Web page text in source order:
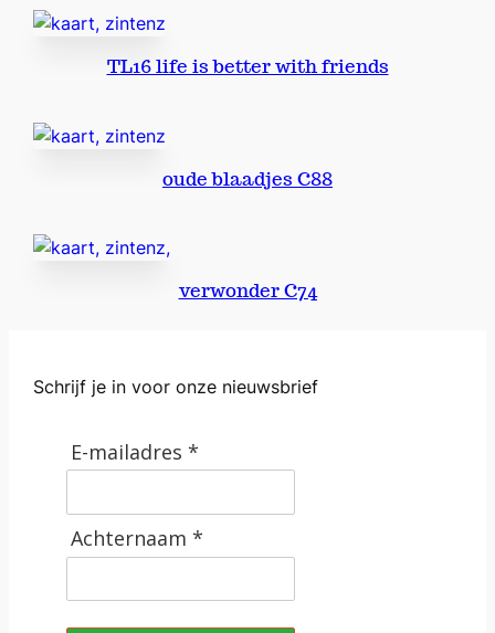
i
T
h
s
i
TL16 life is better with friends
oude blaadjes C88
verwonder C74
Schrijf je in voor onze nieuwsbrief
E-mailadres *
Achternaam *